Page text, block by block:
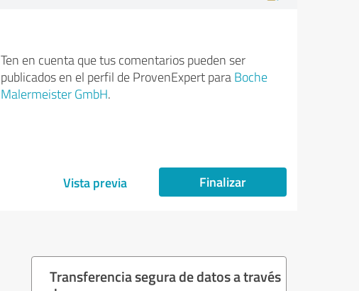
Ten en cuenta que tus comentarios pueden ser
publicados en el perfil de ProvenExpert para Boche
Malermeister GmbH.
Vista previa Finalizar
Transferencia segura de datos a través